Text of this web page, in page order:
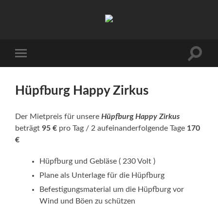
Menü
Hüpfburg Happy Zirkus
Der Mietpreis für unsereHüpfburgHappy Zirkus
beträgt95 € pro Tag / 2 aufeinanderfolgende Tage 170
€
Hüpfburg und Gebläse ( 230 Volt )
Plane als Unterlage für die Hüpfburg
Befestigungsmaterial um die Hüpfburg vor
Wind und Böen zu schützen